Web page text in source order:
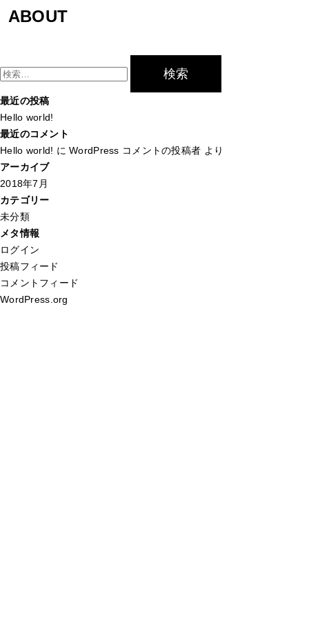
OFFICE HALO
ABOUT
索:
最近の投稿
Hello world!
最近のコメント
Hello world! にWordPress コメントの投稿者 より
アーカイブ
2018年7月
カテゴリー
未分類
メタ情報
ログイン
投稿フィード
コメントフィード
WordPress.org